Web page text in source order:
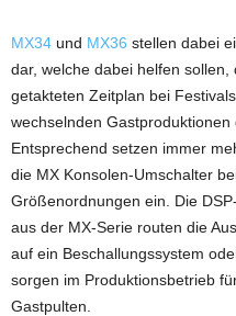
MX34 und MX36 stellen dabei
dar, welche dabei helfen
getakteten Zeitplan bei
wechselnden Gastproduktionen
Entsprechend setzen immer
die MX Konsolen-Umschalter
Größenordnungen ein. Die
aus der MX-Serie routen die
auf ein Beschallungssystem
sorgen im Produktionsbetrieb
Gastpulten.